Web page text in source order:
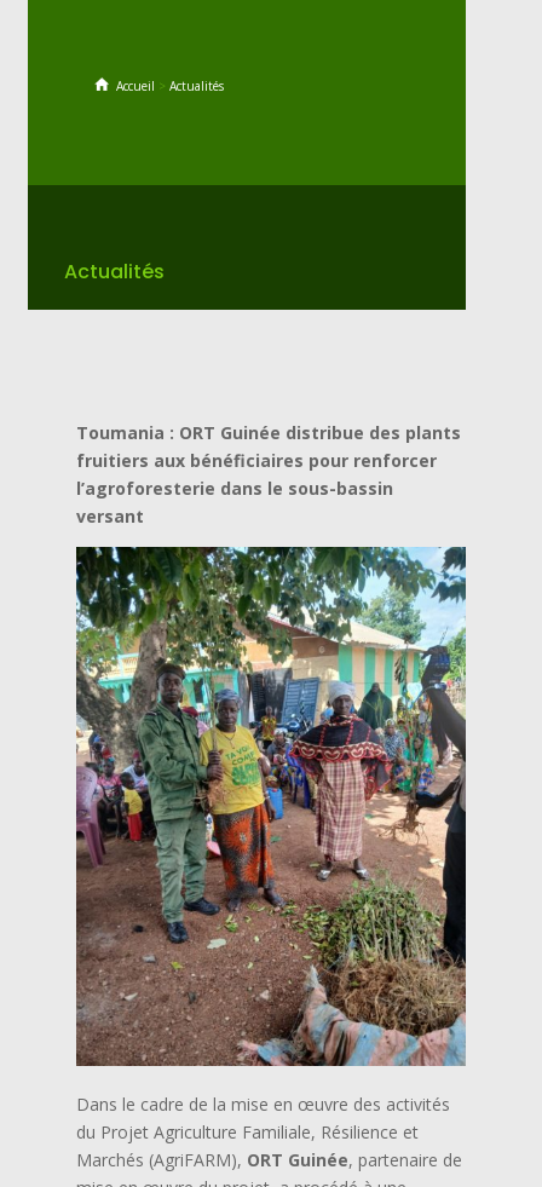
Accueil > Actualités
Actualités
Toumania : ORT Guinée distribue des plants
fruitiers aux bénéficiaires pour renforcer
l’agroforesterie dans le sous-bassin
versant
Dans le cadre de la mise en œuvre des activités
du Projet Agriculture Familiale, Résilience et
Marchés (AgriFARM), ORT Guinée, partenaire de